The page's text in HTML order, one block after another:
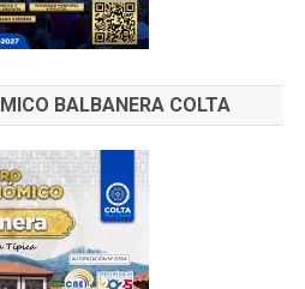
BALBANERA COLTA